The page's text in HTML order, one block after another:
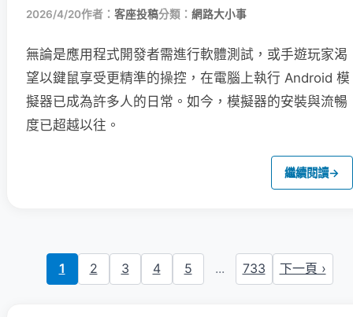
2026/4/20作者： 客座投稿分類： 網路大小事
無論是應用程式開發者需進行軟體測試，或手遊玩家渴
望以鍵鼠享受更精準的操控，在電腦上執行 Android 模
擬器已成為許多人的日常。如今，模擬器的安裝與流暢
度已超越以往。
繼續閱讀→
1 2 3 4 5 ... 733 下一頁 ›